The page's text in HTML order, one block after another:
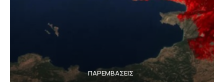
ΠΑΡΕΜΒΑΣΕΙΣ